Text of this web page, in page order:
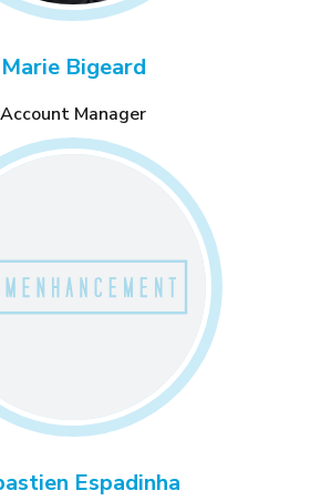
Marie Bigeard
Account Manager
Espadinha